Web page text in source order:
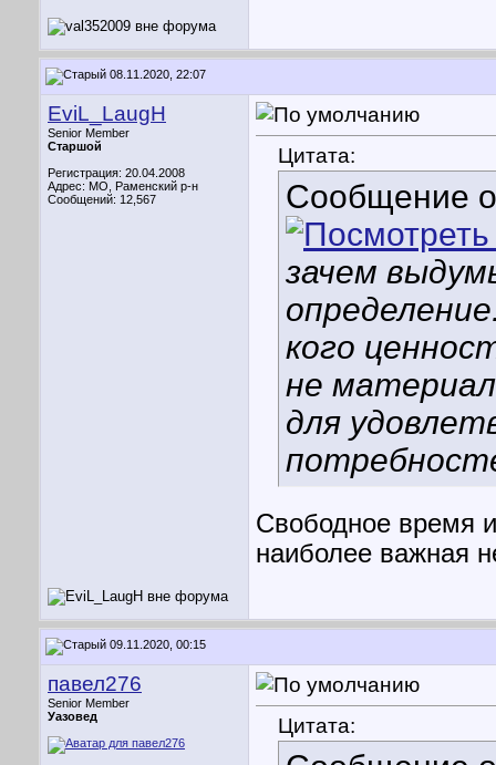
08.11.2020, 22:07
EviL_LaugH
Senior Member
Старшой
Регистрация: 20.04.2008
Адрес: МО, Раменский р-н
Сообщений: 12,567
Цитата:
Сообщение
зачем
кого
не
для
Свободное время
наиболее важная
09.11.2020, 00:15
павел276
Senior Member
Уазовед
Цитата: